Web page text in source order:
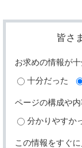
皆さ
お求めの情報が
十分だった
ページの構成や
分かりやすか
この情報をすぐ